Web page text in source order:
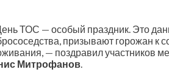
ТОС — особый праздник. Это
призывают горожан к
— поздравил участников
Митрофанов.